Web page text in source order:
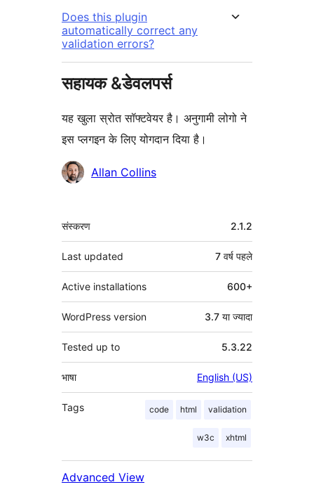
Does this plugin
automatically correct any
validation errors?
सहायक &डेवलपर्स
यह खुला स्रोत सॉफ्टवेयर है। अनुगामी लोगो ने
इस प्लगइन के लिए योगदान दिया है।
योगदानकर्ताAllan Collins
मेटा
संस्करण 2.1.2
Last updated 7 वर्ष पहले
Active installations 600+
WordPress version 3.7 या ज्यादा
Tested up to 5.3.22
भाषा English (US)
Tags code html validation
w3c xhtml
Advanced View